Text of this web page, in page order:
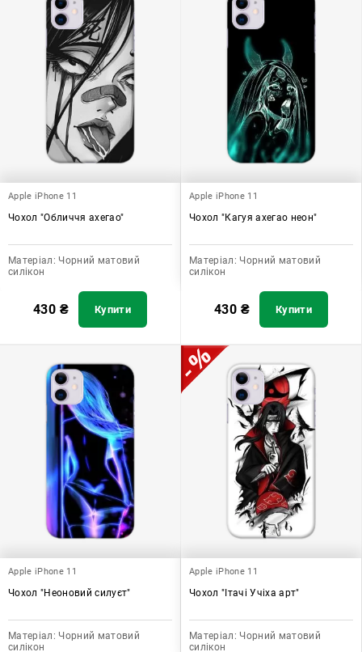
Apple iPhone 11
Чохол "Обличчя ахегао"
Матеріал: Чорний матовий
силікон
430 ₴ Купити
Apple iPhone 11
Чохол "Кагуя ахегао неон"
Матеріал: Чорний матовий
силікон
430 ₴ Купити
Apple iPhone 11
Чохол "Неоновий силуєт"
Матеріал: Чорний матовий
силікон
Apple iPhone 11
Чохол "Ітачі Учіха арт"
Матеріал: Чорний матовий
силікон